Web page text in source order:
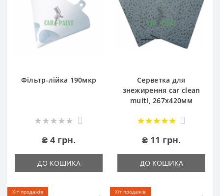
Фільтр-лійка 190мкр
0
₴ 4 грн.
ДО КОШИКА
Серветка для
знежирення car clean
multi, 267х420мм
1
₴ 11 грн.
ДО КОШИКА
Хіт продажів Хіт продажів